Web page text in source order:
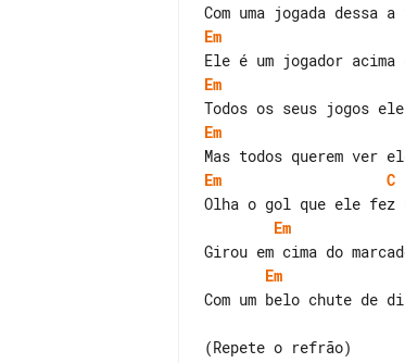
Em
Em
Em
Em
C
Em
Em
Com um belo chute de